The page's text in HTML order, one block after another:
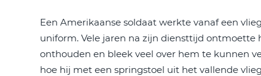
Een Amerikaanse soldaat werkte vanaf een
uniform. Vele jaren na zijn diensttijd
onthouden en bleek veel over hem te kunnen
hoe hij met een springstoel uit het vallende